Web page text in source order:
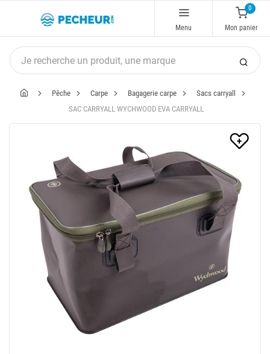
Menu
0
Mon panier
Pêche Carpe Bagagerie carpe
Sacs carryall
SAC CARRYALL WYCHWOOD EVA CARRYALL